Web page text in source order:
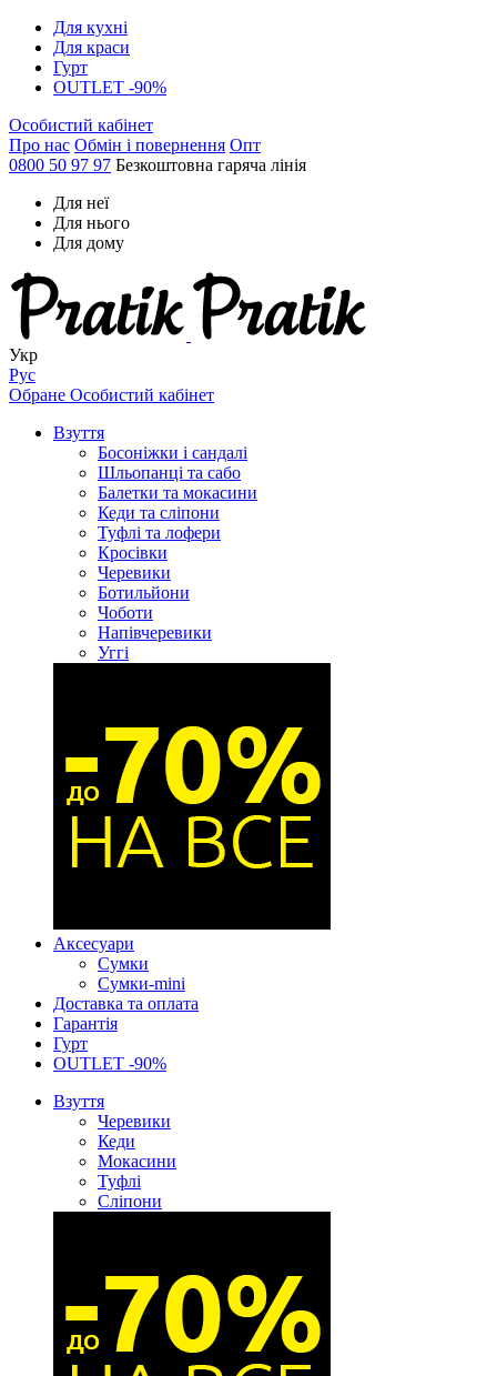
Для кухні
Для краси
Гурт
OUTLET -90%
Особистий кабінет
Про нас Обмін і повернення Опт
0800 50 97 97 Безкоштовна гаряча лінія
Для неї
Для нього
Для дому
Укр
Рус
Обране Особистий кабінет
Взуття
Босоніжки і сандалі
Шльопанці та сабо
Балетки та мокасини
Кеди та сліпони
Туфлі та лофери
Кросівки
Черевики
Ботильйони
Чоботи
Напівчеревики
Уггі
Аксесуари
Сумки
Сумки-mini
Доставка та оплата
Гарантія
Гурт
OUTLET -90%
Взуття
Черевики
Кеди
Мокасини
Туфлі
Сліпони